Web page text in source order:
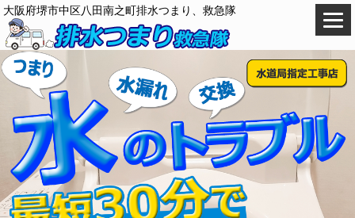
大阪府堺市中区八田南之町排水つまり、救急隊